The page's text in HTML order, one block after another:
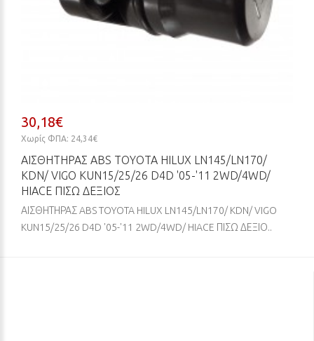
30,18€
Χωρίς ΦΠΑ: 24,34€
ΑΙΣΘΗΤΗΡΑΣ ABS TOYOTA HILUX LN145/LN170/
KDN/ VIGO KUN15/25/26 D4D '05-'11 2WD/4WD/
HIACE ΠΙΣΩ ΔΕΞΙΟΣ
ΑΙΣΘΗΤΗΡΑΣ ABS TOYOTA HILUX LN145/LN170/ KDN/ VIGO
KUN15/25/26 D4D '05-'11 2WD/4WD/ HIACE ΠΙΣΩ ΔΕΞΙΟ..